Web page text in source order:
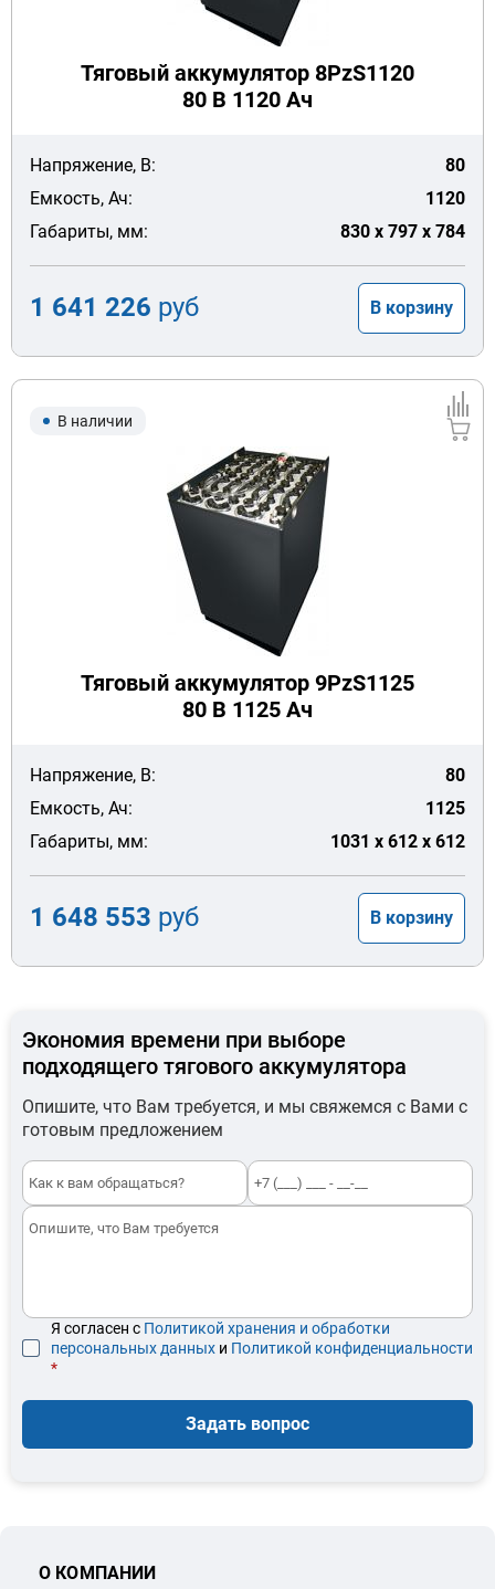
Тяговый аккумулятор 8PzS1120
80 В 1120 Ач
Напряжение, В:
80
Емкость, Ач:
1120
Габариты, мм:
830 x 797 x 784
1 641 226 руб В корзину
В наличии
Тяговый аккумулятор 9PzS1125
80 В 1125 Ач
Напряжение, В:
80
Емкость, Ач:
1125
Габариты, мм:
1031 x 612 x 612
1 648 553 руб В корзину
Экономия времени при выборе
подходящего тягового аккумулятора
Опишите, что Вам требуется, и мы свяжемся с Вами с
готовым предложением
Я согласен с Политикой хранения и обработки
персональных данных и Политикой конфиденциальности
*
Задать вопрос
О КОМПАНИИ